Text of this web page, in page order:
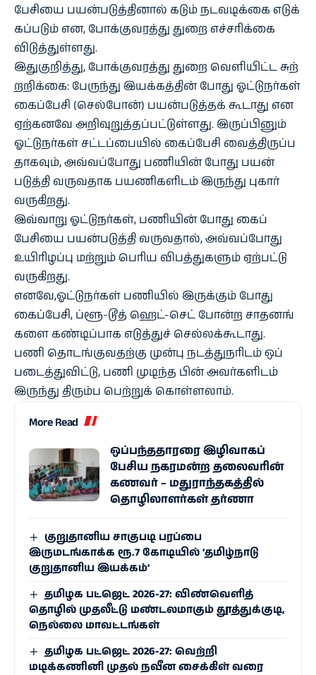
பேசியை பயன்​படுத்​தி​னால் கடும் நடவடிக்கை எடுக்​
கப்​படும் என, போக்​கு​வரத்து துறை எச்​சரிக்கை
விடுத்​துள்​ளது.
இதுகுறித்​து, போக்​கு​வரத்து துறை வெளி​யிட்ட சுற்​
றறிக்​கை: பேருந்து இயக்​கத்​தின் போது ஓட்​டுநர்​கள்
கைப்​பேசி (செல்​போன்) பயன்​படுத்​தக் கூடாது என
ஏற்​க​னவே அறி​வுறுத்​தப்​பட்​டுள்​ளது. இருப்​பினும்
ஓட்​டுநர்​கள் சட்​டப்​பை​யில் கைப்​பேசி வைத்​திருப்​ப​
தாக​வும், அவ்​வப்​போது பணி​யின் போது பயன்​
படுத்தி வரு​வ​தாக பயணி​களிடம் இருந்து புகார்
வரு​கிறது.
இவ்​வாறு ஓட்​டுநர்​கள், பணி​யின் போது கைப்​
பேசியை பயன்​படுத்தி வரு​வ​தால், அவ்​வப்​போது
உயி​ரிழப்பு மற்​றும் பெரிய விபத்​துகளும் ஏற்​பட்டு
வரு​கிறது.
எனவே,ஓட்​டுநர்​கள் பணி​யில் இருக்​கும் போது
கைப்​பேசி, ப்ளூ-டூத் ஹெட்​-செட் போன்ற சாதனங்​
களை கண்​டிப்​பாக எடுத்​துச் செல்​லக்​கூ​டாது.
பணி தொடங்​கு​வதற்கு முன்பு நடத்​துநரிடம் ஒப்​
படைத்​து​விட்டு, பணி முடிந்த பின் அவர்களிடம்
இருந்து திரும்ப பெற்​றுக் கொள்​ளலாம்.
More Read
ஒப்பந்ததாரரை இழிவாகப்
பேசிய நகரமன்ற தலைவரின்
கணவர் – மதுராந்தகத்தில்
தொழிலாளர்கள் தர்ணா
குறுதானிய சாகுபடி பரப்பை
இருமடங்காக்க ரூ.7 கோடியில் ‘தமிழ்நாடு
குறுதானிய இயக்கம்’
தமிழக பட்ஜெட் 2026-27: விண்வெளித்
தொழில் முதலீட்டு மண்டலமாகும் தூத்துக்குடி,
நெல்லை மாவட்டங்கள்
தமிழக பட்ஜெட் 2026-27: வெற்றி
மடிக்கணினி முதல் நவீன சைக்கிள் வரை